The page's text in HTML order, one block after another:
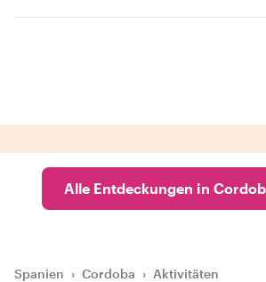
Alle Entdeckungen in
Spanien › Cordoba › Aktivitäten